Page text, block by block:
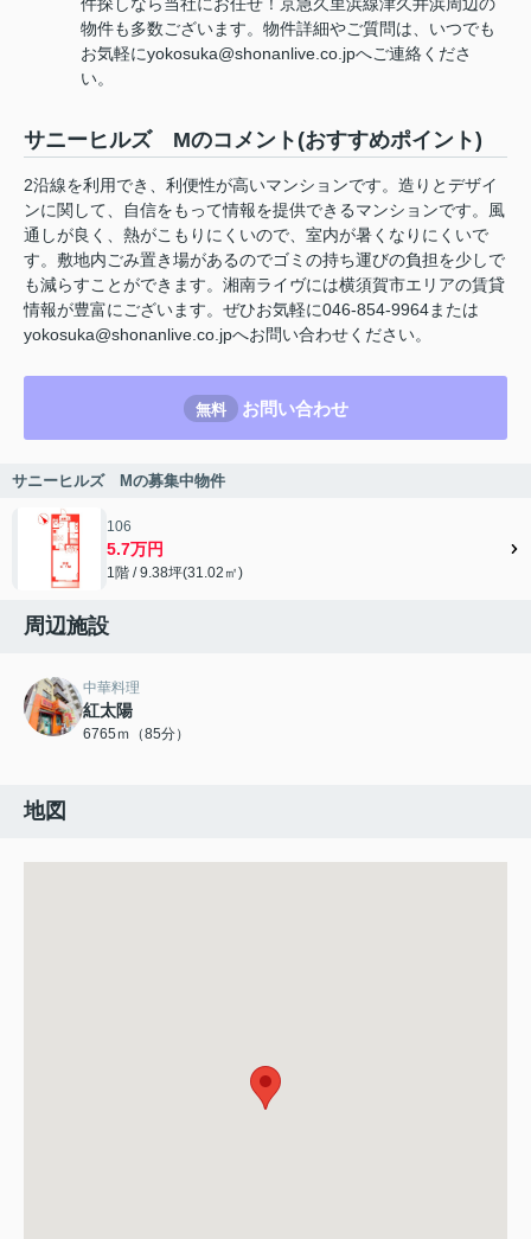
件探しなら当社にお任せ！京急久里浜線津久井浜周辺の
物件も多数ございます。物件詳細やご質問は、いつでも
お気軽にyokosuka@shonanlive.co.jpへご連絡くださ
い。
サニーヒルズ Mのコメント(おすすめポイント)
2沿線を利用でき、利便性が高いマンションです。造りとデザイ
ンに関して、自信をもって情報を提供できるマンションです。風
通しが良く、熱がこもりにくいので、室内が暑くなりにくいで
す。敷地内ごみ置き場があるのでゴミの持ち運びの負担を少しで
も減らすことができます。湘南ライヴには横須賀市エリアの賃貸
情報が豊富にございます。ぜひお気軽に046-854-9964または
yokosuka@shonanlive.co.jpへお問い合わせください。
無料 お問い合わせ
サニーヒルズ Mの募集中物件
106
5.7万円
1階 / 9.38坪(31.02㎡)
周辺施設
中華料理
紅太陽
6765ｍ（85分）
地図